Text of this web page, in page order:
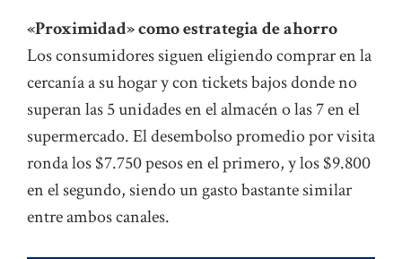
«Proximidad» como estrategia de ahorro
Los consumidores siguen eligiendo comprar en la
cercanía a su hogar y con tickets bajos donde no
superan las 5 unidades en el almacén o las 7 en el
supermercado. El desembolso promedio por visita
ronda los $7.750 pesos en el primero, y los $9.800
en el segundo, siendo un gasto bastante similar
entre ambos canales.